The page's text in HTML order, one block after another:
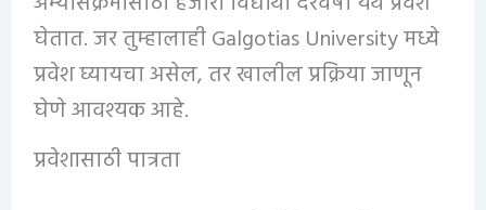
घेतात. जर तुम्हालाही Galgotias University मध्ये
प्रवेश घ्यायचा असेल, तर खालील प्रक्रिया जाणून
घेणे आवश्यक आहे.
प्रवेशासाठी पात्रता